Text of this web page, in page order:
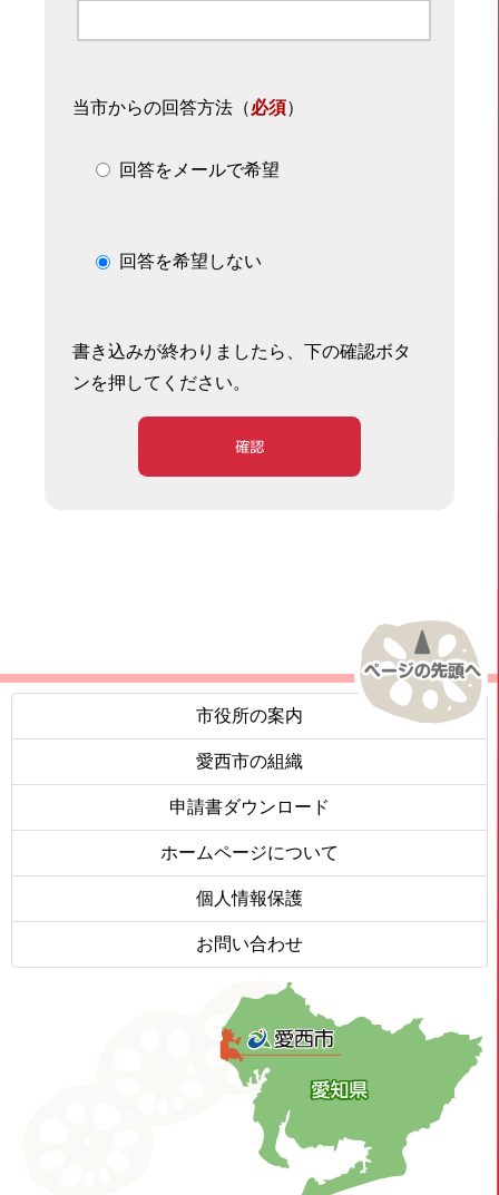
当市からの回答方法 （必須）
回答をメールで希望
回答を希望しない
書き込みが終わりましたら、下の確認ボタ
ンを押してください。
確認
市役所の案内
愛西市の組織
申請書ダウンロード
ホームページについて
個人情報保護
お問い合わせ